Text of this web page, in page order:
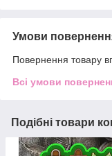
Умови
Повернення товару
Всі умови
Подібні товари